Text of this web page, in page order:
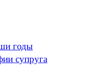
годы
супруга